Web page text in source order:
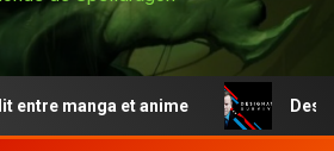
et anime Designated